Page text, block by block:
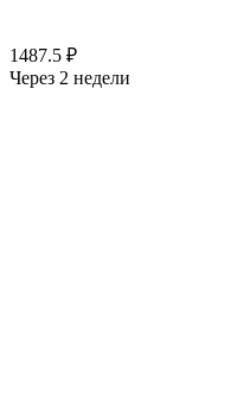
1487.5 ₽
Через 2 недели